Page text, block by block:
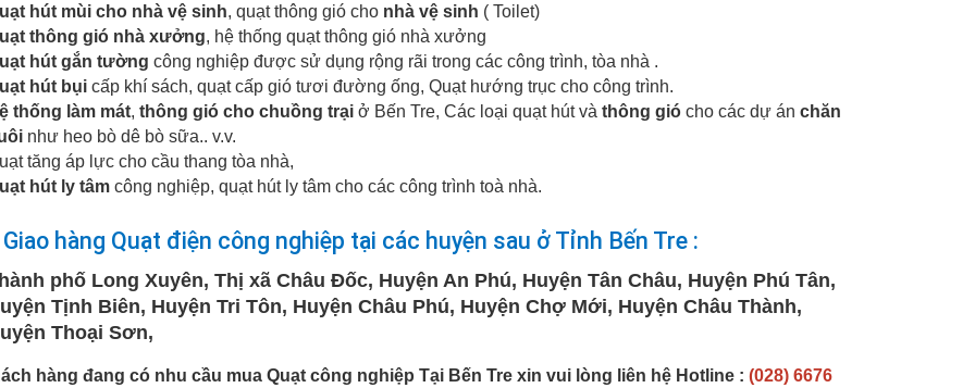
hút mùi cho nhà vệ sinh, quạt thông gió cho nhà vệ sinh ( Toilet)
thông gió nhà xưởng, hệ thống quạt thông gió nhà xưởng
hút gắn tường công nghiệp được sử dụng rộng rãi trong các công trình, tòa nhà .
hút bụi cấp khí sách, quạt cấp gió tươi đường ống, Quạt hướng trục cho công trình.
thống làm mát, thông gió cho chuồng trạiở Bến Tre, Các loại quạt hút và thông giócho các dự án chăn
như heo bò dê bò sữa.. v.v.
tăng áp lực cho cầu thang tòa nhà,
hút ly tâmcông nghiệp, quạt hút ly tâm cho các công trình toà nhà.
hàng Quạt điện công nghiệp tại các huyện sau ở Tỉnh Bến Tre :
phố Long Xuyên, Thị xã Châu Đốc, Huyện An Phú, Huyện Tân Châu, Huyện Phú Tân,
Tịnh Biên, Huyện Tri Tôn, Huyện Châu Phú, Huyện Chợ Mới, Huyện Châu Thành,
Thoại Sơn,
hàng đang có nhu cầu mua Quạt công nghiệp Tại Bến Tre xin vui lòng liên hệ Hotline : (028) 6676